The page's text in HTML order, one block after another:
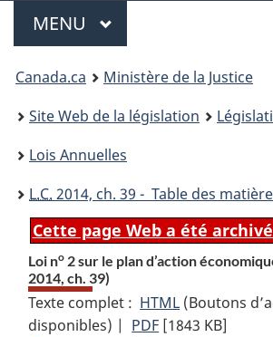
Menu
MENU PRINCIPAL
You
are
here:
Canada.ca
Ministère de la Justice
Site Web de la législation
Lois Annuelles
L.C. 2014, ch. 39 - Table des
Cette page Web a été
Loi no 2 sur le plan d’action
2014, ch. 39)
Texte complet : HTML Texte
complet
(Boutons
disponibles) | PDF Texte
[1843 KB]